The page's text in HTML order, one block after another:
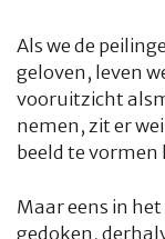
Als we de
geloven, leven
vooruitzicht
nemen, zit er
beeld te vormen
Maar eens in
gedoken,